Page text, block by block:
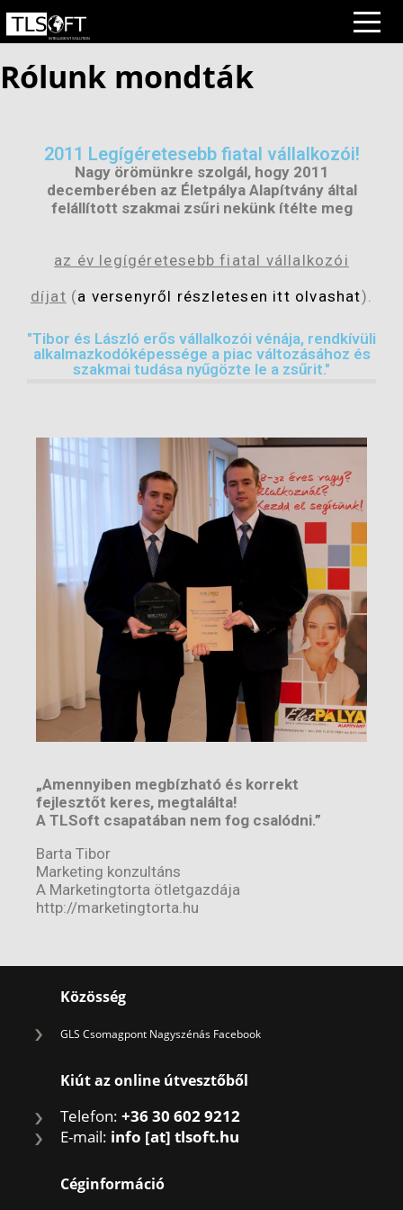
Rólunk mondták
2011 Legígéretesebb fiatal vállalkozói!
Nagy örömünkre szolgál, hogy 2011
decemberében az Életpálya Alapítvány által
felállított szakmai zsűri nekünk ítélte meg
az év legígéretesebb fiatal vállalkozói
díjat (a versenyről részletesen itt olvashat).
"Tibor és László erős vállalkozói vénája, rendkívüli
alkalmazkodóképessége a piac változásához és
szakmai tudása nyűgözte le a zsűrit."
„Amennyiben megbízható és korrekt
fejlesztőt keres, megtalálta!
A TLSoft csapatában nem fog csalódni.”
Barta Tibor
Marketing konzultáns
A Marketingtorta ötletgazdája
http://marketingtorta.hu
Közösség
GLS Csomagpont Nagyszénás Facebook
Kiút az online útvesztőből
Telefon:+36 30 602 9212
E-mail: info [at] tlsoft.hu
Céginformáció